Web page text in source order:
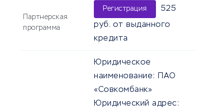
Партнерская
программа
Регистрация 525
руб. от выданного
кредита
Юридическое
наименование: ПАО
«Совкомбанк»
Юридический адрес: